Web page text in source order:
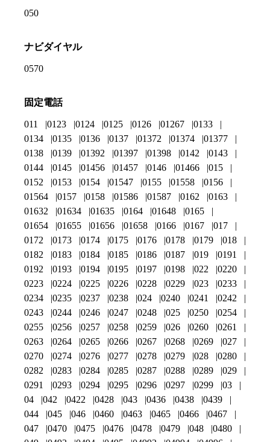
050
ナビダイヤル
0570
固定電話
011 0123 0124 0125 0126 01267
0133
0134
0135 0136 0137 01372 01374
01377
0138
0139 01392 01397 01398 0142
0143
0144
0145 01456 01457 0146 01466
015
0152
0153 0154 01547 0155 01558
0156
01564
0157 0158 01586 01587 0162
0163
01632
01634 01635 0164 01648
0165
01654
01655 01656 01658 0166 0167
017
0172
0173 0174 0175 0176 0178 0179
018
0182
0183 0184 0185 0186 0187 019
0191
0192
0193 0194 0195 0197 0198 022
0220
0223
0224 0225 0226 0228 0229 023
0233
0234
0235 0237 0238 024 0240 0241
0242
0243
0244 0246 0247 0248 025 0250
0254
0255
0256 0257 0258 0259 026 0260
0261
0263
0264 0265 0266 0267 0268 0269
027
0270
0274 0276 0277 0278 0279 028
0280
0282
0283 0284 0285 0287 0288 0289
029
0291
0293 0294 0295 0296 0297 0299
03
04
042 0422 0428 043 0436 0438
0439
044
045 046 0460 0463 0465 0466
0467
047
0470 0475 0476 0478 0479 048
0480